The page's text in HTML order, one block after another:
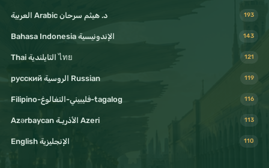
د. هيثم سرحان Arabic العربية 193
Bahasa Indonesia الإندونيسية 143
Thai التايلندية ไทย 121
русский الروسية Russian 119
Filipino-فليبيني-التغالوغ-tagalog 116
Azərbaycan الأذريـة Azeri 113
English الإنجليزية 110